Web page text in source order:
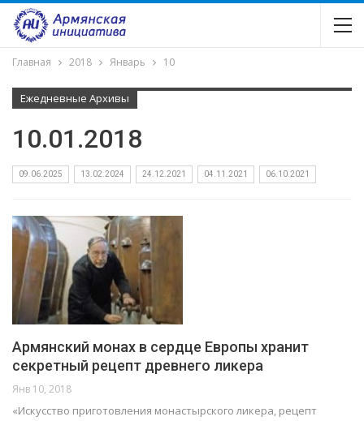
Главная 2018 Январь 10
Ежедневные Архивы
10.01.2018
09.06.2025 13.02.2024 24.12.2021 04.11.2021 06.10.2021
Армянский монах в сердце Европы хранит
секретный рецепт древнего ликера
Янв 10, 2018
«Искусство приготовления монастырского ликера, рецепт